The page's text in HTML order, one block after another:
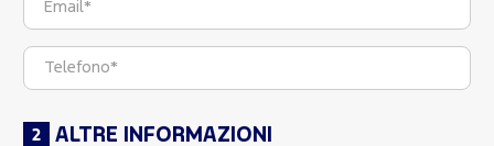
ALTRE INFORMAZIONI